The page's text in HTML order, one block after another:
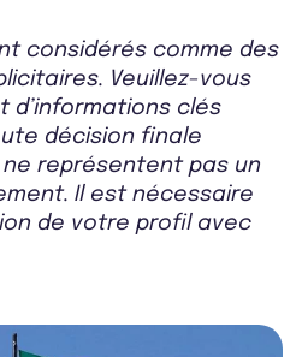
considérés comme des
Veuillez-vous
d’informations clés
décision finale
ne représentent pas un
Il est nécessaire
de votre profil avec